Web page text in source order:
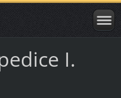
I.